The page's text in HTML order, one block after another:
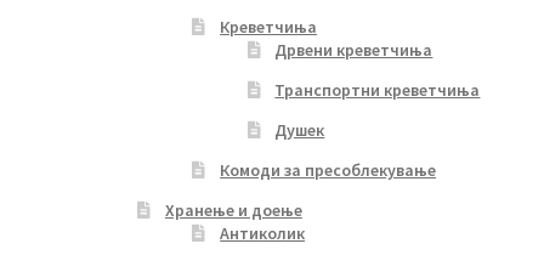
Креветчиња
Дрвени креветчиња
Транспортни креветчиња
Душек
Комоди за пресоблекување
Хранење и доење
Антиколик